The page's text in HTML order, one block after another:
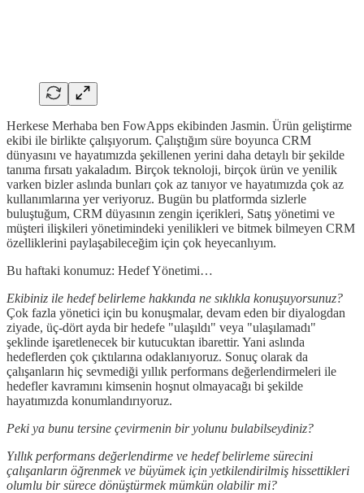
Herkese Merhaba ben FowApps ekibinden Jasmin. Ürün geliştirme
ekibi ile birlikte çalışıyorum. Çalıştığım süre boyunca CRM
dünyasını ve hayatımızda şekillenen yerini daha detaylı bir şekilde
tanıma fırsatı yakaladım. Birçok teknoloji, birçok ürün ve yenilik
varken bizler aslında bunları çok az tanıyor ve hayatımızda çok az
kullanımlarına yer veriyoruz. Bugün bu platformda sizlerle
buluştuğum, CRM düyasının zengin içerikleri, Satış yönetimi ve
müşteri ilişkileri yönetimindeki yenilikleri ve bitmek bilmeyen CRM
özelliklerini paylaşabileceğim için çok heyecanlıyım.
Bu haftaki konumuz: Hedef Yönetimi…
Ekibiniz ile hedef belirleme hakkında ne sıklıkla konuşuyorsunuz?
Çok fazla yönetici için bu konuşmalar, devam eden bir diyalogdan
ziyade, üç-dört ayda bir hedefe "ulaşıldı" veya "ulaşılamadı"
şeklinde işaretlenecek bir kutucuktan ibarettir. Yani aslında
hedeflerden çok çıktılarına odaklanıyoruz. Sonuç olarak da
çalışanların hiç sevmediği yıllık performans değerlendirmeleri ile
hedefler kavramını kimsenin hoşnut olmayacağı bi şekilde
hayatımızda konumlandırıyoruz.
Peki ya bunu tersine çevirmenin bir yolunu bulabilseydiniz?
Yıllık performans değerlendirme ve hedef belirleme sürecini
çalışanların öğrenmek ve büyümek için yetkilendirilmiş hissettikleri
olumlu bir sürece dönüştürmek mümkün olabilir mi?